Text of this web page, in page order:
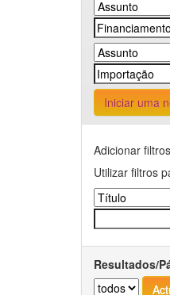
Iniciar uma
Adicionar
Utilizar filtros
Resultados/